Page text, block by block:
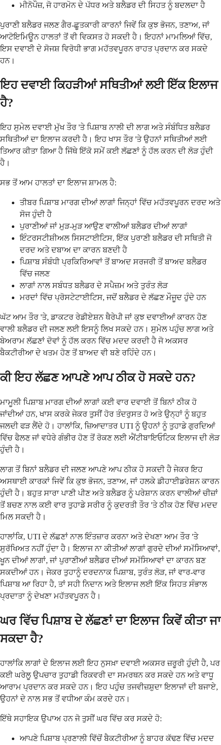
ਮੀਨੋਪੌਜ਼, ਜੋ ਹਾਰਮੋਨ ਦੇ ਪੱਧਰ ਅਤੇ ਬਲੈਡਰ ਦੀ ਸਿਹਤ ਨੂੰ ਬਦਲਦਾ ਹੈ
ਪੁਰਾਣੀ ਬਲੈਡਰ ਜਲਣ ਗੈਰ-ਛੂਤਕਾਰੀ ਕਾਰਨਾਂ ਜਿਵੇਂ ਕਿ ਕੁਝ ਭੋਜਨ, ਤਣਾਅ, ਜਾਂ
ਆਟੋਇਮਿਊਨ ਹਾਲਤਾਂ ਤੋਂ ਵੀ ਵਿਕਸਤ ਹੋ ਸਕਦੀ ਹੈ। ਇਹਨਾਂ ਮਾਮਲਿਆਂ ਵਿੱਚ,
ਇਸ ਦਵਾਈ ਦੇ ਸੋਜਸ਼ ਵਿਰੋਧੀ ਭਾਗ ਮਹੱਤਵਪੂਰਨ ਰਾਹਤ ਪ੍ਰਦਾਨ ਕਰ ਸਕਦੇ
ਹਨ।
ਇਹ ਦਵਾਈ ਕਿਹੜੀਆਂ ਸਥਿਤੀਆਂ ਲਈ ਇੱਕ ਇਲਾਜ
ਹੈ?
ਇਹ ਸੁਮੇਲ ਦਵਾਈ ਮੁੱਖ ਤੌਰ 'ਤੇ ਪਿਸ਼ਾਬ ਨਾਲੀ ਦੀ ਲਾਗ ਅਤੇ ਸੰਬੰਧਿਤ ਬਲੈਡਰ
ਸਥਿਤੀਆਂ ਦਾ ਇਲਾਜ ਕਰਦੀ ਹੈ। ਇਹ ਖਾਸ ਤੌਰ 'ਤੇ ਉਹਨਾਂ ਸਥਿਤੀਆਂ ਲਈ
ਤਿਆਰ ਕੀਤਾ ਗਿਆ ਹੈ ਜਿੱਥੇ ਇੱਕੋ ਸਮੇਂ ਕਈ ਲੱਛਣਾਂ ਨੂੰ ਹੱਲ ਕਰਨ ਦੀ ਲੋੜ ਹੁੰਦੀ
ਹੈ।
ਸਭ ਤੋਂ ਆਮ ਹਾਲਤਾਂ ਦਾ ਇਲਾਜ ਸ਼ਾਮਲ ਹੈ:
ਤੀਬਰ ਪਿਸ਼ਾਬ ਮਾਰਗ ਦੀਆਂ ਲਾਗਾਂ ਜਿਨ੍ਹਾਂ ਵਿੱਚ ਮਹੱਤਵਪੂਰਨ ਦਰਦ ਅਤੇ
ਸੋਜ ਹੁੰਦੀ ਹੈ
ਪੁਰਾਣੀਆਂ ਜਾਂ ਮੁੜ-ਮੁੜ ਆਉਣ ਵਾਲੀਆਂ ਬਲੈਡਰ ਦੀਆਂ ਲਾਗਾਂ
ਇੰਟਰਸਟੀਸ਼ੀਅਲ ਸਿਸਟਾਈਟਿਸ, ਇੱਕ ਪੁਰਾਣੀ ਬਲੈਡਰ ਦੀ ਸਥਿਤੀ ਜੋ
ਦਰਦ ਅਤੇ ਦਬਾਅ ਦਾ ਕਾਰਨ ਬਣਦੀ ਹੈ
ਪਿਸ਼ਾਬ ਸੰਬੰਧੀ ਪ੍ਰਕਿਰਿਆਵਾਂ ਤੋਂ ਬਾਅਦ ਸਰਜਰੀ ਤੋਂ ਬਾਅਦ ਬਲੈਡਰ
ਵਿੱਚ ਜਲਣ
ਲਾਗਾਂ ਨਾਲ ਸਬੰਧਤ ਬਲੈਡਰ ਦੇ ਸਪੈਜ਼ਮ ਅਤੇ ਤੁਰੰਤ ਲੋੜ
ਮਰਦਾਂ ਵਿੱਚ ਪ੍ਰੋਸਟੇਟਾਈਟਿਸ, ਜਦੋਂ ਬਲੈਡਰ ਦੇ ਲੱਛਣ ਮੌਜੂਦ ਹੁੰਦੇ ਹਨ
ਘੱਟ ਆਮ ਤੌਰ 'ਤੇ, ਡਾਕਟਰ ਰੇਡੀਏਸ਼ਨ ਥੈਰੇਪੀ ਜਾਂ ਕੁਝ ਦਵਾਈਆਂ ਕਾਰਨ ਹੋਣ
ਵਾਲੀ ਬਲੈਡਰ ਦੀ ਜਲਣ ਲਈ ਇਸਨੂੰ ਲਿਖ ਸਕਦੇ ਹਨ। ਸੁਮੇਲ ਪਹੁੰਚ ਲਾਗ ਅਤੇ
ਬੇਅਰਾਮ ਲੱਛਣਾਂ ਦੋਵਾਂ ਨੂੰ ਹੱਲ ਕਰਨ ਵਿੱਚ ਮਦਦ ਕਰਦੀ ਹੈ ਜੋ ਅਕਸਰ
ਬੈਕਟੀਰੀਆ ਦੇ ਖਤਮ ਹੋਣ ਤੋਂ ਬਾਅਦ ਵੀ ਬਣੇ ਰਹਿੰਦੇ ਹਨ।
ਕੀ ਇਹ ਲੱਛਣ ਆਪਣੇ ਆਪ ਠੀਕ ਹੋ ਸਕਦੇ ਹਨ?
ਮਾਮੂਲੀ ਪਿਸ਼ਾਬ ਮਾਰਗ ਦੀਆਂ ਲਾਗਾਂ ਕਈ ਵਾਰ ਦਵਾਈ ਤੋਂ ਬਿਨਾਂ ਠੀਕ ਹੋ
ਜਾਂਦੀਆਂ ਹਨ, ਖਾਸ ਕਰਕੇ ਜੇਕਰ ਤੁਸੀਂ ਹੋਰ ਤੰਦਰੁਸਤ ਹੋ ਅਤੇ ਉਨ੍ਹਾਂ ਨੂੰ ਬਹੁਤ
ਜਲਦੀ ਫੜ ਲੈਂਦੇ ਹੋ। ਹਾਲਾਂਕਿ, ਜ਼ਿਆਦਾਤਰ UTI ਨੂੰ ਉਹਨਾਂ ਨੂੰ ਤੁਹਾਡੇ ਗੁਰਦਿਆਂ
ਵਿੱਚ ਫੈਲਣ ਜਾਂ ਵਧੇਰੇ ਗੰਭੀਰ ਹੋਣ ਤੋਂ ਰੋਕਣ ਲਈ ਐਂਟੀਬਾਇਓਟਿਕ ਇਲਾਜ ਦੀ ਲੋੜ
ਹੁੰਦੀ ਹੈ।
ਲਾਗ ਤੋਂ ਬਿਨਾਂ ਬਲੈਡਰ ਦੀ ਜਲਣ ਆਪਣੇ ਆਪ ਠੀਕ ਹੋ ਸਕਦੀ ਹੈ ਜੇਕਰ ਇਹ
ਅਸਥਾਈ ਕਾਰਕਾਂ ਜਿਵੇਂ ਕਿ ਕੁਝ ਭੋਜਨ, ਤਣਾਅ, ਜਾਂ ਹਲਕੇ ਡੀਹਾਈਡਰੇਸ਼ਨ ਕਾਰਨ
ਹੁੰਦੀ ਹੈ। ਬਹੁਤ ਸਾਰਾ ਪਾਣੀ ਪੀਣ ਅਤੇ ਬਲੈਡਰ ਨੂੰ ਪਰੇਸ਼ਾਨ ਕਰਨ ਵਾਲੀਆਂ ਚੀਜ਼ਾਂ
ਤੋਂ ਬਚਣ ਨਾਲ ਕਈ ਵਾਰ ਤੁਹਾਡੇ ਸਰੀਰ ਨੂੰ ਕੁਦਰਤੀ ਤੌਰ 'ਤੇ ਠੀਕ ਹੋਣ ਵਿੱਚ ਮਦਦ
ਮਿਲ ਸਕਦੀ ਹੈ।
ਹਾਲਾਂਕਿ, UTI ਦੇ ਲੱਛਣਾਂ ਨਾਲ ਇੰਤਜ਼ਾਰ ਕਰਨਾ ਅਤੇ ਦੇਖਣਾ ਆਮ ਤੌਰ 'ਤੇ
ਸੁਰੱਖਿਅਤ ਨਹੀਂ ਹੁੰਦਾ ਹੈ। ਇਲਾਜ ਨਾ ਕੀਤੀਆਂ ਲਾਗਾਂ ਗੁਰਦੇ ਦੀਆਂ ਸਮੱਸਿਆਵਾਂ,
ਖੂਨ ਦੀਆਂ ਲਾਗਾਂ, ਜਾਂ ਪੁਰਾਣੀਆਂ ਬਲੈਡਰ ਦੀਆਂ ਸਮੱਸਿਆਵਾਂ ਦਾ ਕਾਰਨ ਬਣ
ਸਕਦੀਆਂ ਹਨ। ਜੇਕਰ ਤੁਹਾਨੂੰ ਦਰਦਨਾਕ ਪਿਸ਼ਾਬ, ਤੁਰੰਤ ਲੋੜ, ਜਾਂ ਵਾਰ-ਵਾਰ
ਪਿਸ਼ਾਬ ਆ ਰਿਹਾ ਹੈ, ਤਾਂ ਸਹੀ ਨਿਦਾਨ ਅਤੇ ਇਲਾਜ ਲਈ ਇੱਕ ਸਿਹਤ ਸੰਭਾਲ
ਪ੍ਰਦਾਤਾ ਨੂੰ ਦੇਖਣਾ ਮਹੱਤਵਪੂਰਨ ਹੈ।
ਘਰ ਵਿੱਚ ਪਿਸ਼ਾਬ ਦੇ ਲੱਛਣਾਂ ਦਾ ਇਲਾਜ ਕਿਵੇਂ ਕੀਤਾ ਜਾ
ਸਕਦਾ ਹੈ?
ਹਾਲਾਂਕਿ ਲਾਗਾਂ ਦੇ ਇਲਾਜ ਲਈ ਇਹ ਨੁਸਖ਼ਾ ਦਵਾਈ ਅਕਸਰ ਜ਼ਰੂਰੀ ਹੁੰਦੀ ਹੈ, ਪਰ
ਕਈ ਘਰੇਲੂ ਉਪਚਾਰ ਤੁਹਾਡੀ ਰਿਕਵਰੀ ਦਾ ਸਮਰਥਨ ਕਰ ਸਕਦੇ ਹਨ ਅਤੇ ਵਾਧੂ
ਆਰਾਮ ਪ੍ਰਦਾਨ ਕਰ ਸਕਦੇ ਹਨ। ਇਹ ਪਹੁੰਚ ਤਜਵੀਜ਼ਸ਼ੁਦਾ ਇਲਾਜਾਂ ਦੀ ਬਜਾਏ,
ਉਹਨਾਂ ਦੇ ਨਾਲ ਸਭ ਤੋਂ ਵਧੀਆ ਕੰਮ ਕਰਦੇ ਹਨ।
ਇੱਥੇ ਸਹਾਇਕ ਉਪਾਅ ਹਨ ਜੋ ਤੁਸੀਂ ਘਰ ਵਿੱਚ ਕਰ ਸਕਦੇ ਹੋ:
ਆਪਣੇ ਪਿਸ਼ਾਬ ਪ੍ਰਣਾਲੀ ਵਿੱਚੋਂ ਬੈਕਟੀਰੀਆ ਨੂੰ ਬਾਹਰ ਕੱਢਣ ਵਿੱਚ ਮਦਦ